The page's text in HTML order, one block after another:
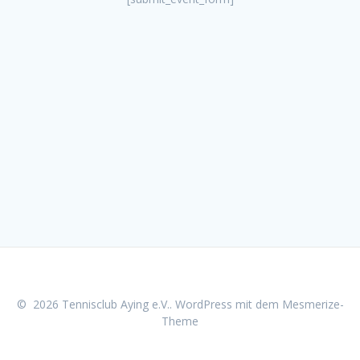
© 2026 Tennisclub Aying e.V.. WordPress mit dem Mesmerize-
Theme